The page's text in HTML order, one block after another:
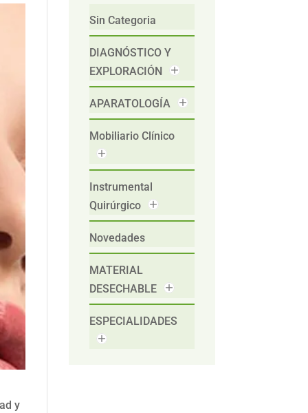
y
Sin Categoria
DIAGNÓSTICO Y
EXPLORACIÓN
APARATOLOGÍA
Mobiliario Clínico
Instrumental
Quirúrgico
Novedades
MATERIAL
DESECHABLE
ESPECIALIDADES